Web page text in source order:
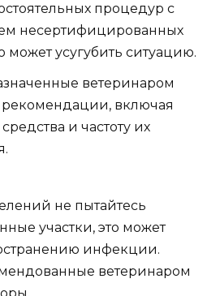
процедур с
несертифицированных
может усугубить ситуацию.
ветеринаром
включая
и частоту их
не пытайтесь
участки, это может
инфекции.
ветеринаром